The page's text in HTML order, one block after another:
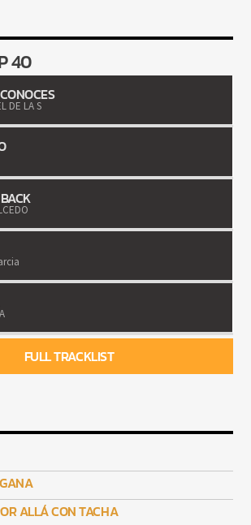
40
DE LA S
FULL TRACKLIST
ALLÁ CON TACHA